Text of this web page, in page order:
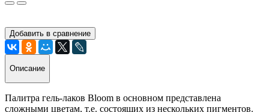
Добавить в сравнение
Описание
Палитра гель-лаков Bloom в основном представлена
сложными цветам, т.е. состоящих из нескольких пигментов.